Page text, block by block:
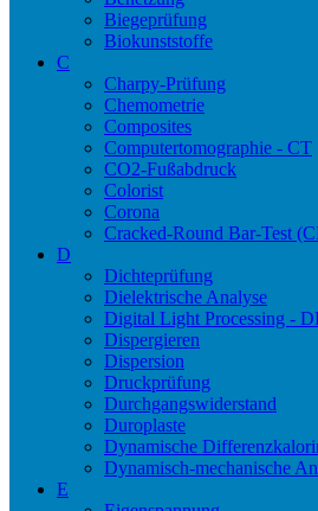
Biegeprüfung
Biokunststoffe
C
Charpy-Prüfung
Chemometrie
Composites
Computertomographie - CT
CO2-Fußabdruck
Colorist
Corona
Cracked-Round Bar-Test
D
Dichteprüfung
Dielektrische Analyse
Digital Light Processing -
Dispergieren
Dispersion
Druckprüfung
Durchgangswiderstand
Duroplaste
Dynamische
Dynamisch-mechanische
E